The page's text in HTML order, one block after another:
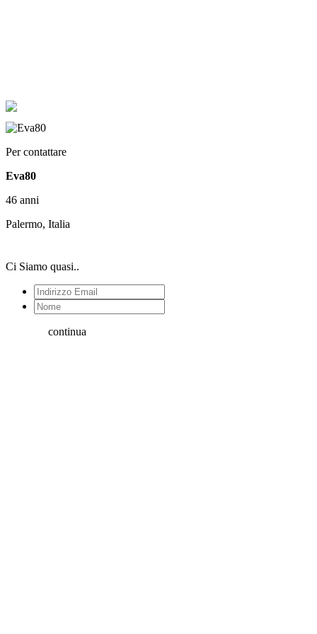
Per contattare
Eva80
46 anni
Palermo, Italia
Ci Siamo quasi..
continua